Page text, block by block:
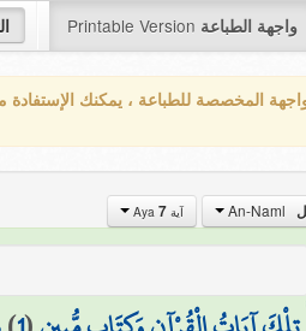
Printable Version واجهة الطباعة
المخصصة للطباعة ، يمكنك
آية Aya 7